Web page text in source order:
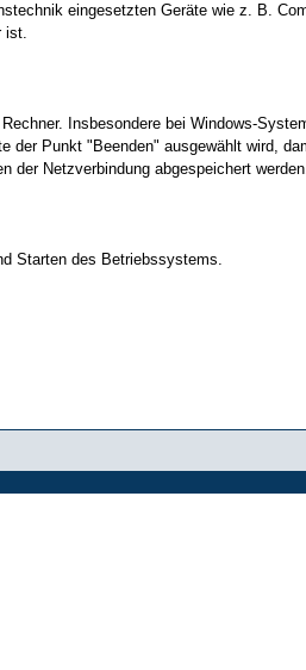
eingesetzten Geräte wie z. B.
ist.
Insbesondere bei Windows-
der Punkt "Beenden" ausgewählt wird,
der Netzverbindung abgespeichert
Starten des Betriebssystems.